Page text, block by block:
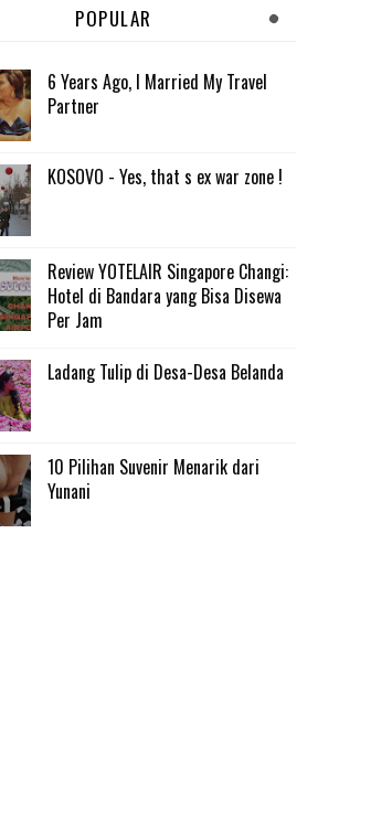
POPULAR
6 Years Ago, I Married My Travel
Partner
KOSOVO - Yes, that s ex war zone !
Review YOTELAIR Singapore Changi:
Hotel di Bandara yang Bisa Disewa
Per Jam
Ladang Tulip di Desa-Desa Belanda
10 Pilihan Suvenir Menarik dari
Yunani